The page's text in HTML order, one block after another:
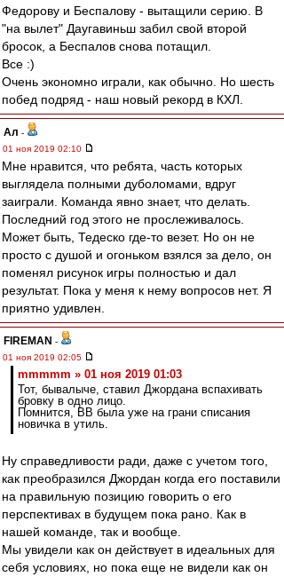
Федорову и Беспалову - вытащили серию. В
"на вылет" Даугавиньш забил свой второй
бросок, а Беспалов снова потащил.
Все :)
Очень экономно играли, как обычно. Но шесть
побед подряд - наш новый рекорд в КХЛ.
Ал -
01 ноя 2019 02:10
Мне нравится, что ребята, часть которых
выглядела полными дуболомами, вдруг
заиграли. Команда явно знает, что делать.
Последний год этого не прослеживалось.
Может быть, Тедеско где-то везет. Но он не
просто с душой и огоньком взялся за дело, он
поменял рисунок игры полностью и дал
результат. Пока у меня к нему вопросов нет. Я
приятно удивлен.
FIREMAN -
01 ноя 2019 02:05
mmmmm » 01 ноя 2019 01:03
Тот, бывалыче, ставил Джордана вспахивать
бровку в одно лицо.
Помнится, ВВ была уже на грани списания
новичка в утиль.
Ну справедливости ради, даже с учетом того,
как преобразился Джордан когда его поставили
на правильную позицию говорить о его
перспективах в будущем пока рано. Как в
нашей команде, так и вообще.
Мы увидели как он действует в идеальных для
себя условиях, но пока еще не видели как он